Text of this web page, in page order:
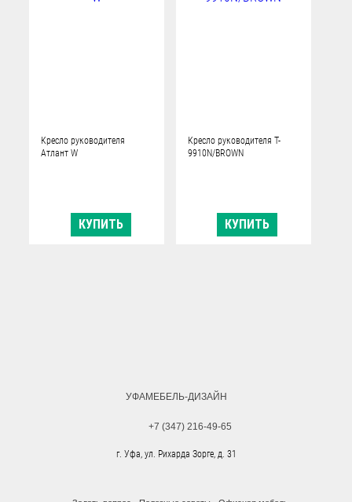
Кресло руководителя
Атлант W
КУПИТЬ
Кресло руководителя T-
9910N/BROWN
КУПИТЬ
УФАМЕБЕЛЬ-ДИЗАЙН
+7 (347) 216-49-65
г. Уфа, ул. Рихарда Зорге, д. 31